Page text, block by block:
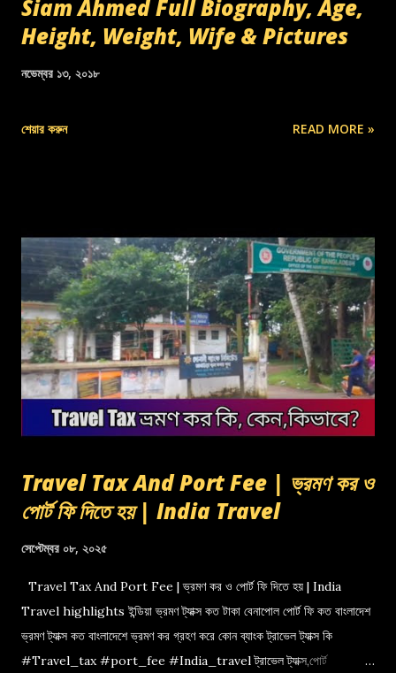
Siam Ahmed Full Biography, Age,
Height, Weight, Wife & Pictures
নভেম্বর ১৩, ২০১৮
শেয়ার করুন READ MORE »
Travel Tax And Port Fee | ভ্রমণ কর ও
পোর্ট ফি দিতে হয় | India Travel
সেপ্টেম্বর ০৮, ২০২৫
Travel Tax And Port Fee | ভ্রমণ কর ও পোর্ট ফি দিতে হয় | India
Travel highlights ইন্ডিয়া ভ্রমণ ট্যাক্স কত টাকা বেনাপোল পোর্ট ফি কত বাংলাদেশ
ভ্রমণ ট্যাক্স কত বাংলাদেশে ভ্রমণ কর গ্রহণ করে কোন ব্যাংক ট্রাভেল ট্যাক্স কি
#Travel_tax #port_fee #India_travel ট্রাভেল ট্যাক্স,পোর্ট